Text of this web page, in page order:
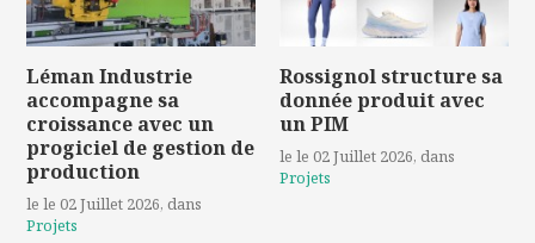
Léman Industrie
accompagne sa
croissance avec un
progiciel de gestion de
production
le le 02 Juillet 2026, dans
Projets
Rossignol structure sa
donnée produit avec
un PIM
le le 02 Juillet 2026, dans
Projets